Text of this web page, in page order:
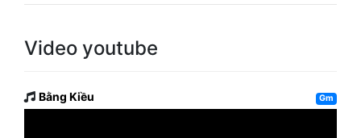
Video youtube
Bằng Kiều Gm